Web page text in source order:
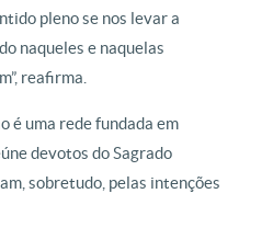
pleno se nos levar a
naqueles e naquelas
reafirma.
é uma rede fundada em
devotos do Sagrado
sobretudo, pelas intenções